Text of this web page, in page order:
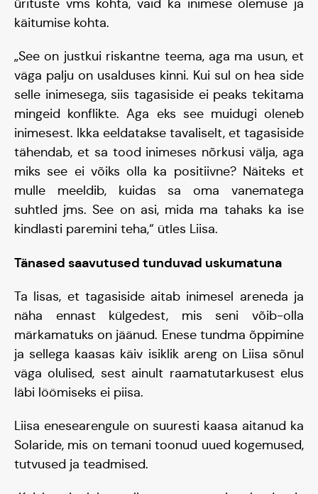
Meisse usuvad
ürituste vms kohta, vaid ka inimese olemuse ja
käitumise kohta.
„See on justkui riskantne teema, aga ma usun, et
väga palju on usalduses kinni. Kui sul on hea side
selle inimesega, siis tagasiside ei peaks tekitama
mingeid konflikte. Aga eks see muidugi oleneb
inimesest. Ikka eeldatakse tavaliselt, et tagasiside
tähendab, et sa tood inimeses nõrkusi välja, aga
miks see ei võiks olla ka positiivne? Näiteks et
mulle meeldib, kuidas sa oma vanematega
suhtled jms. See on asi, mida ma tahaks ka ise
kindlasti paremini teha,“ ütles Liisa.
Tänased saavutused tunduvad uskumatuna
Ta lisas, et tagasiside aitab inimesel areneda ja
näha ennast külgedest, mis seni võib-olla
märkamatuks on jäänud. Enese tundma õppimine
ja sellega kaasas käiv isiklik areng on Liisa sõnul
väga olulised, sest ainult raamatutarkusest elus
läbi löömiseks ei piisa.
Liisa enesearengule on suuresti kaasa aitanud ka
Solaride, mis on temani toonud uued kogemused,
tutvused ja teadmised.